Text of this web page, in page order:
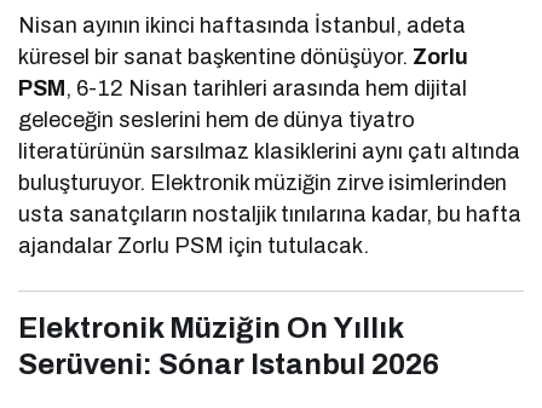
Nisan ayının ikinci haftasında İstanbul, adeta
küresel bir sanat başkentine dönüşüyor. Zorlu
PSM , 6-12 Nisan tarihleri arasında hem dijital
geleceğin seslerini hem de dünya tiyatro
literatürünün sarsılmaz klasiklerini aynı çatı altında
buluşturuyor. Elektronik müziğin zirve isimlerinden
usta sanatçıların nostaljik tınılarına kadar, bu hafta
ajandalar Zorlu PSM için tutulacak.
Elektronik Müziğin On Yıllık
Serüveni: Sónar Istanbul 2026